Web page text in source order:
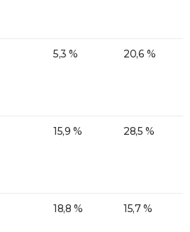
5,3 % 20,6 %
15,9 % 28,5 %
18,8 % 15,7 %